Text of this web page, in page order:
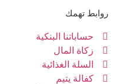
روابط تهمك
حساباتنا البنكية
زكاة المال
السلة الغذائية
كفالة يتيم